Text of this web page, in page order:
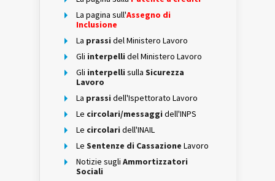
La pagina sull'Assegno di
Inclusione
La prassi del Ministero Lavoro
Gli interpelli del Ministero Lavoro
Gli interpelli sulla Sicurezza
Lavoro
La prassi dell'Ispettorato Lavoro
Le circolari/messaggi dell'INPS
Le circolari dell'INAIL
Le Sentenze di Cassazione Lavoro
Notizie sugli Ammortizzatori
Sociali